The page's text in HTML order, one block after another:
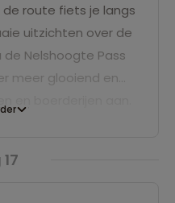
route fiets je langs
uitzichten over de
de Nelshoogte Pass
meer glooiend en
was deze bron